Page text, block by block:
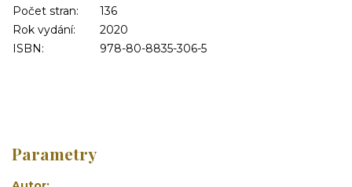
Počet stran:
136
Rok vydání:
2020
ISBN:
978-80-8835-306-5
Parametry